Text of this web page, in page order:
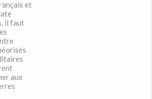
et
il faut
aux